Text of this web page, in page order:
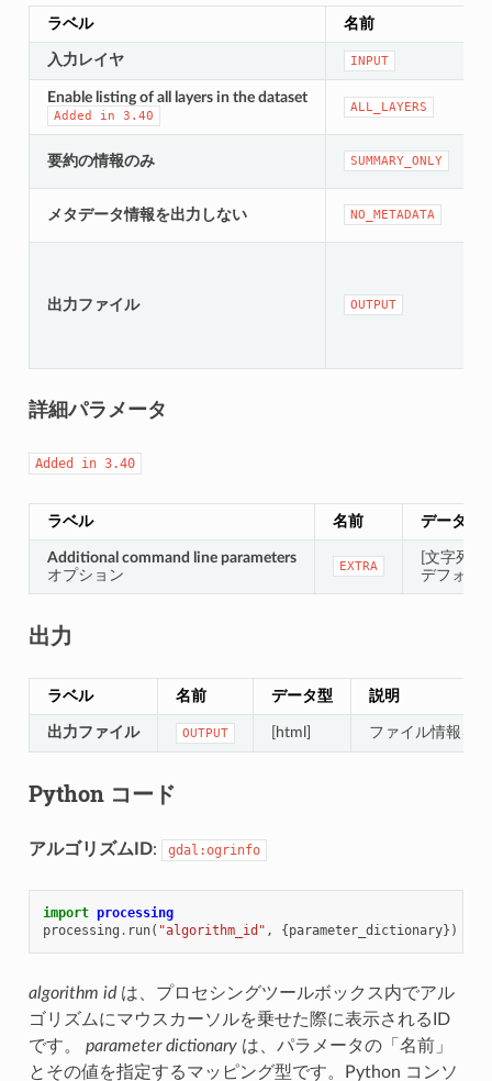
ラベル 名前
入力レイヤ INPUT
Enable listing of all layers in the dataset
Added in 3.40
ALL_LAYERS
要約の情報のみ SUMMARY_ONLY
メタデータ情報を出力しない NO_METADATA
出力ファイル OUTPUT
詳細パラメータ
Added in 3.40
ラベル 名前 データ型
Additional command line parameters
オプション
EXTRA
[文字列]
デフォル
出力
ラベル 名前 データ型 説明
出力ファイル OUTPUT [html] ファイル情報を
Python コード
アルゴリズムID: gdal:ogrinfo
import processing
processing . run( "algorithm_id" , {parameter_dictionary})
algorithm idは、プロセシングツールボックス内でアル
ゴリズムにマウスカーソルを乗せた際に表示されるID
です。 parameter dictionaryは、パラメータの「名前」
とその値を指定するマッピング型です。Python コンソ